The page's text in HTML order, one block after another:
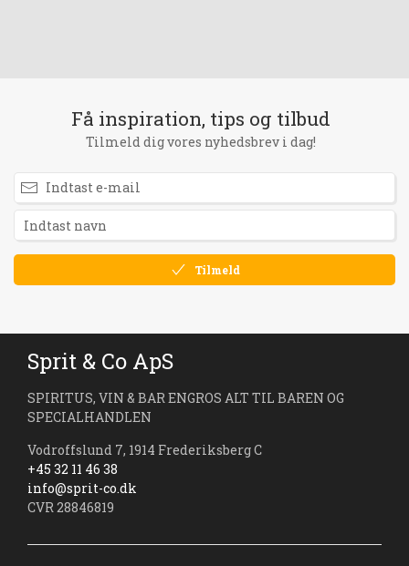
Få inspiration, tips og tilbud
Tilmeld dig vores nyhedsbrev i dag!
Tilmeld
Sprit & Co ApS
SPIRITUS, VIN & BAR ENGROS ALT TIL BAREN OG
SPECIALHANDLEN
Vodroffslund 7, 1914 Frederiksberg C
+45 32 11 46 38
info@sprit-co.dk
CVR 28846819